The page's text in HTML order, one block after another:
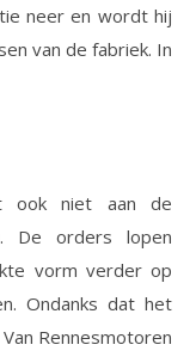
neer en wordt hij
van de fabriek. In
ook niet aan de
De orders lopen
vorm verder op
Ondanks dat het
Rennesmotoren